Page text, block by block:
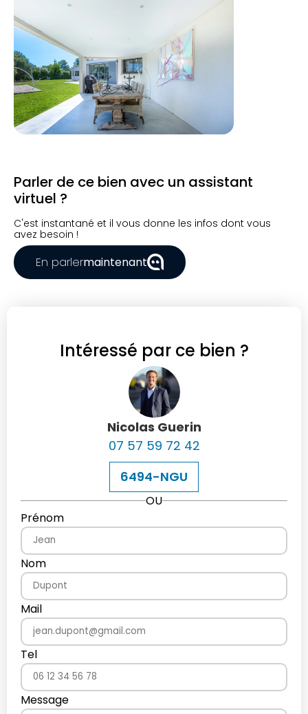
Parler de ce bien avec un assistant
virtuel ?
C'est instantané et il vous donne les infos dont vous
avez besoin !
En parlermaintenant
Intéressé par ce bien ?
Nicolas Guerin
07 57 59 72 42
6494-NGU
OU
Prénom
Nom
Mail
Tel
Message